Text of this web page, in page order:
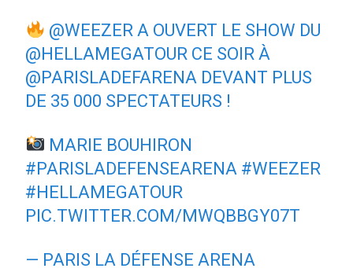
@WEEZER A OUVERT LE SHOW DU
@HELLAMEGATOUR CE SOIR À
@PARISLADEFARENA DEVANT PLUS
DE 35 000 SPECTATEURS !
MARIE BOUHIRON
#PARISLADEFENSEARENA #WEEZER
#HELLAMEGATOUR
PIC.TWITTER.COM/MWQBBGY07T
— PARIS LA DÉFENSE ARENA